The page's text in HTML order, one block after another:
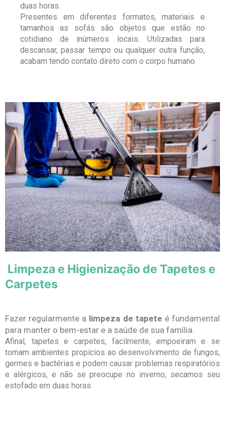
duas horas.
Presentes em diferentes formatos, materiais e
tamanhos as sofás são objetos que estão no
cotidiano de inúmeros locais. Utilizadas para
descansar, passar tempo ou qualquer outra função,
acabam tendo contato direto com o corpo humano.
Limpeza e Higienização de Tapetes e
Carpetes
Fazer regularmente a limpeza de tapete é fundamental
para manter o bem-estar e a saúde de sua família.
Afinal, tapetes e carpetes, facilmente, empoeiram e se
tornam ambientes propícios ao desenvolvimento de fungos,
germes e bactérias e podem causar problemas respiratórios
e alérgicos, e não se preocupe no inverno, secamos seu
estofado em duas horas.